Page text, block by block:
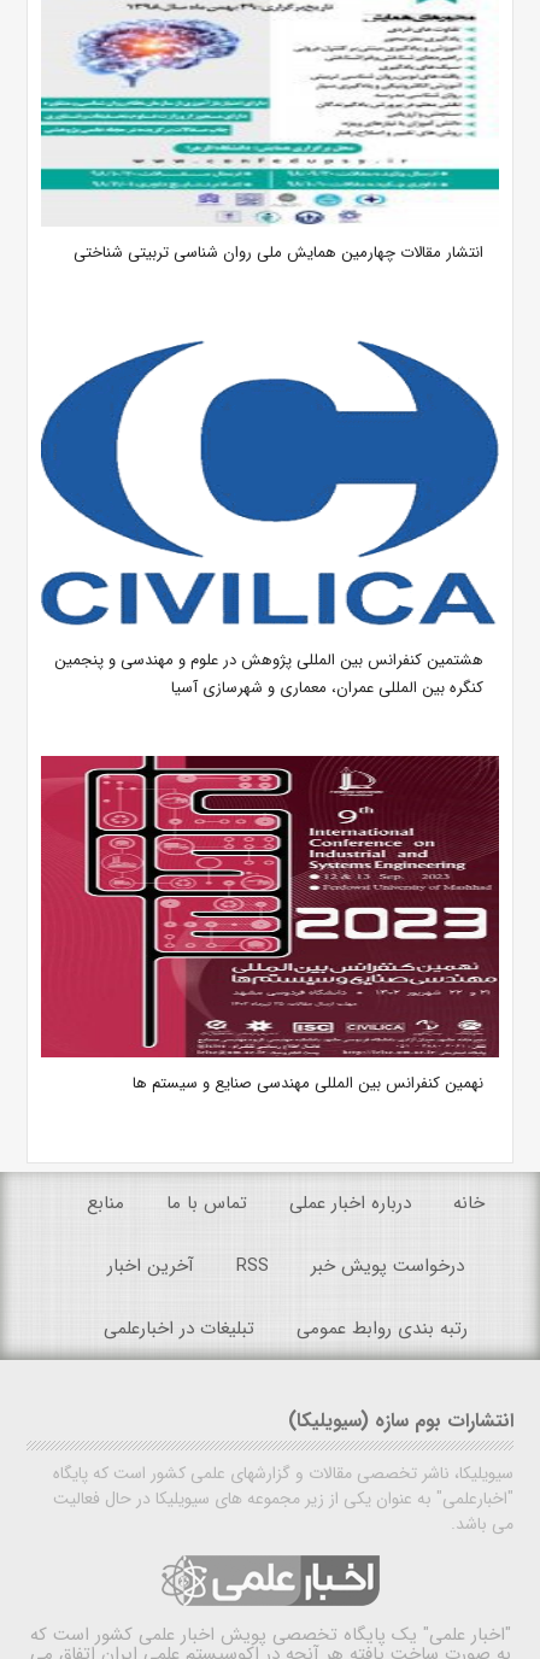
انتشار مقالات چهارمین همایش ملی روان شناسی تربیتی شناختی
هشتمین کنفرانس بین المللی پژوهش در علوم و مهندسی و پنجمین
کنگره بین المللی عمران، معماری و شهرسازی آسیا
نهمین کنفرانس بین المللی مهندسی صنایع و سیستم­ ها
خانه درباره اخبار عملی تماس با ما منابع
درخواست پویش خبر RSS آخرین اخبار
رتبه بندی روابط عمومی تبلیغات در اخبارعلمی
انتشارات بوم سازه (سیویلیکا)
سیویلیکا، ناشر تخصصی مقالات و گزارشهای علمی کشور است که پایگاه
"اخبارعلمی" به عنوان یکی از زیر مجموعه های سیویلیکا در حال فعالیت
می باشد.
"اخبار علمی" یک پایگاه تخصصی پویش اخبار علمی کشور است که